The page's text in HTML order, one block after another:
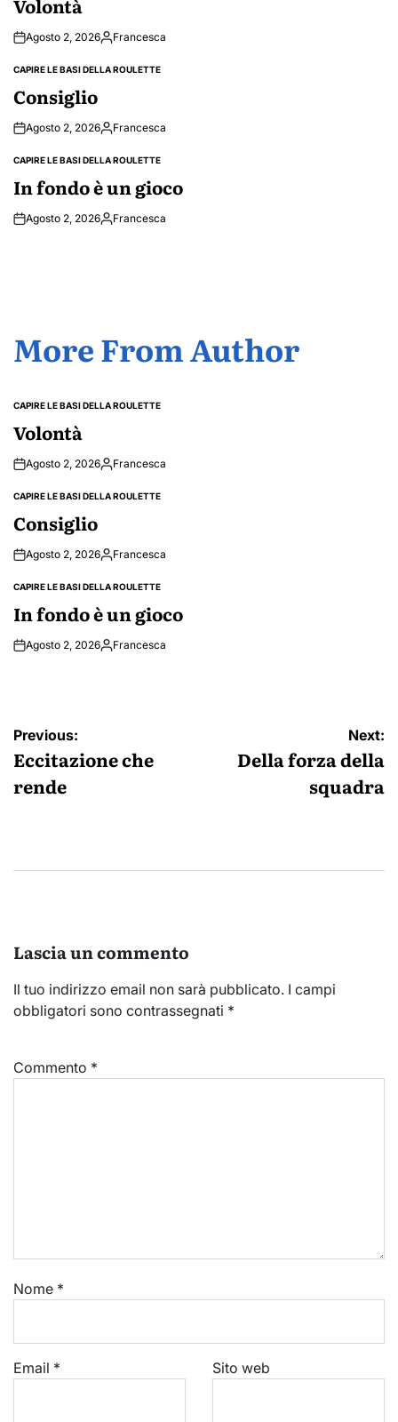
Agosto 2, 2026PostedFrancesca
POSTED
CAPIRE LE BASI DELLA ROULETTE
Consiglio
Agosto 2, 2026PostedFrancesca
POSTED
CAPIRE LE BASI DELLA ROULETTE
In fondo è un gioco
Agosto 2, 2026PostedFrancesca
More From Author
POSTED
CAPIRE LE BASI DELLA ROULETTE
Volontà
Agosto 2, 2026PostedFrancesca
POSTED
CAPIRE LE BASI DELLA ROULETTE
Consiglio
Agosto 2, 2026PostedFrancesca
POSTED
CAPIRE LE BASI DELLA ROULETTE
In fondo è un gioco
Agosto 2, 2026PostedFrancesca
Navigazione
articoli
Previous:
Eccitazione che
rende
Next:
Della forza della
squadra
Lascia un commento
Il tuo indirizzo email non sarà pubblicato. I campi
obbligatori sono contrassegnati *
Commento *
Nome *
Email * Sito web